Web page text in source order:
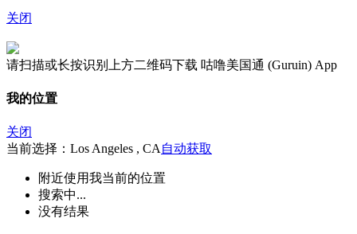
关闭
请扫描或长按识别上方二维码下载 咕噜美国通 (Guruin) App
我的位置
关闭
当前选择：Los Angeles , CA 自动获取
附近使用我当前的位置
搜索中...
没有结果